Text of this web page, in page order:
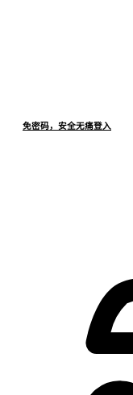
免密码，安全无痛登入